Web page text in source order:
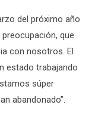
del próximo año
que
con nosotros. El
estado trabajando
súper
abandonado”.